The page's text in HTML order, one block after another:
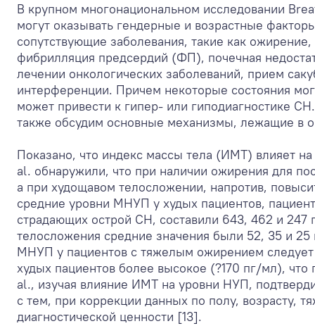
В крупном многонациональном исследовании
могут оказывать гендерные и возрастные
сопутствующие заболевания, такие как
фибрилляция предсердий (ФП), почечная
лечении онкологических заболеваний, прием
интерференции. Причем некоторые состояния
может привести к гипер- или гиподиагностике
также обсудим основные механизмы, лежащие в
Показано, что индекс массы тела (ИМТ) влияет
al. обнаружили, что при наличии ожирения для
а при худощавом телосложении, напротив,
средние уровни МНУП у худых пациентов,
страдающих острой СН, составили 643, 462 и 247
телосложения средние значения были 52, 35 и 25
МНУП у пациентов с тяжелым ожирением
худых пациентов более высокое (?170 пг/мл),
al., изучая влияние ИМТ на уровни НУП,
с тем, при коррекции данных по полу, возрасту,
диагностической ценности [13].